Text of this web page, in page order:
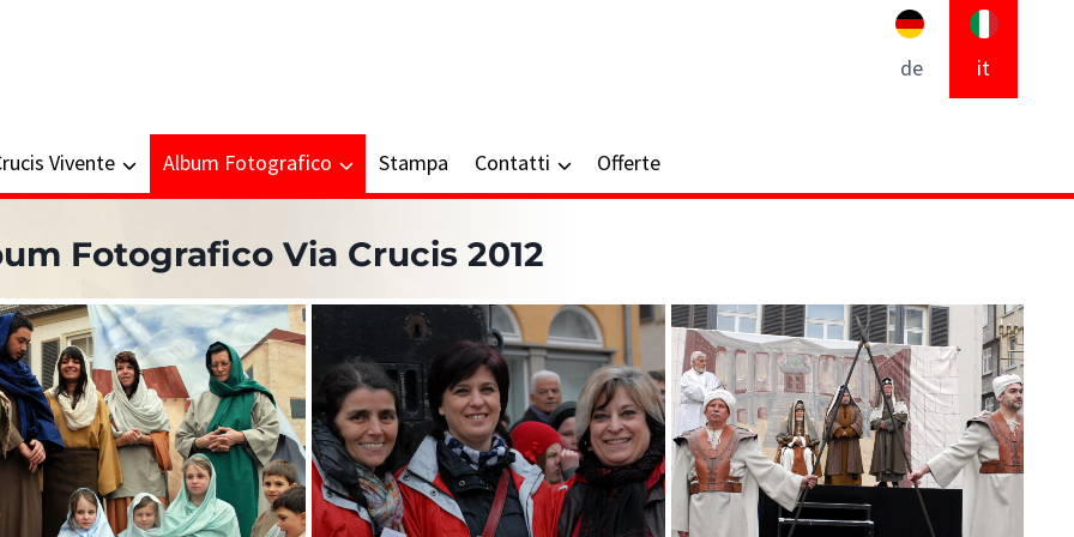
Vivente Album Fotografico Stampa Contatti Offerte
de it
Fotografico Via Crucis 2012